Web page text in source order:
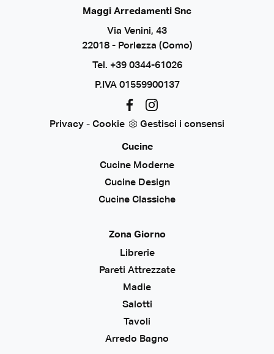
Maggi Arredamenti Snc
Via Venini, 43
22018 - Porlezza (Como)
Tel. +39 0344-61026
P.IVA 01559900137
Privacy - Cookie Gestisci i consensi
Cucine
Cucine Moderne
Cucine Design
Cucine Classiche
Zona Giorno
Librerie
Pareti Attrezzate
Madie
Salotti
Tavoli
Arredo Bagno